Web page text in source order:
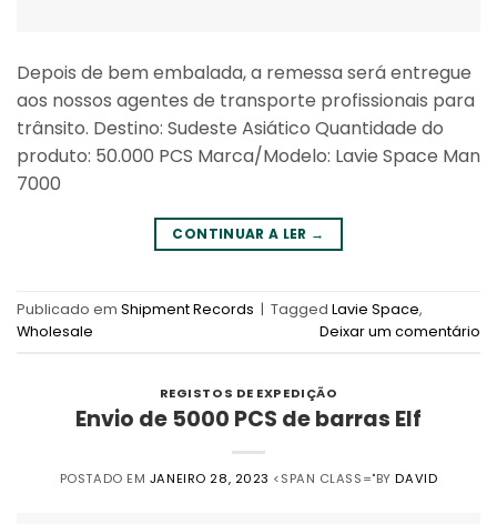
Depois de bem embalada, a remessa será entregue
aos nossos agentes de transporte profissionais para
trânsito. Destino: Sudeste Asiático Quantidade do
produto: 50.000 PCS Marca/Modelo: Lavie Space Man
7000
CONTINUAR A LER →
Publicado em Shipment Records | Tagged Lavie Space,
Wholesale
Deixar um comentário
REGISTOS DE EXPEDIÇÃO
Envio de 5000 PCS de barras Elf
POSTADO EM JANEIRO 28, 2023 <SPAN CLASS="BYDAVID